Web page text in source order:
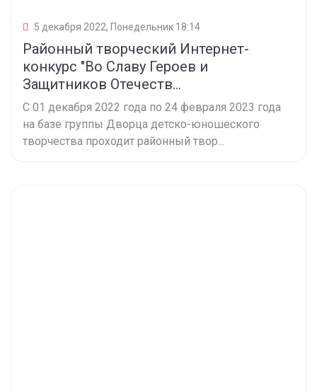
5 декабря 2022, Понедельник 18:14
Районный творческий Интернет-
конкурс "Во Славу Героев и
Защитников Отечеств...
С 01 декабря 2022 года по 24 февраля 2023 года
на базе группы Дворца детско-юношеского
творчества проходит районный твор...